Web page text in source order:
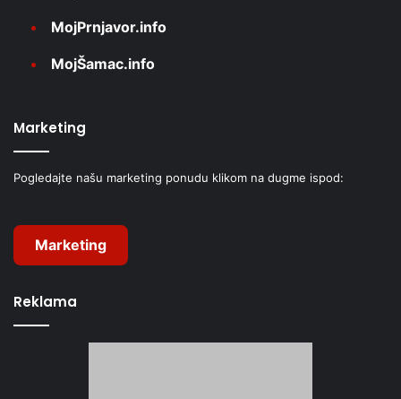
MojPrnjavor.info
MojŠamac.info
Marketing
Pogledajte našu marketing ponudu klikom na dugme ispod:
Marketing
Reklama